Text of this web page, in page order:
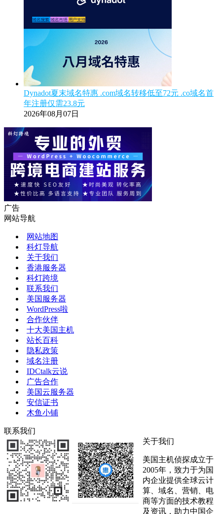
Dynadot夏末域名特惠 .com域名转移低至72元 .co域名首
年注册仅需23.8元
2026年08月07日
广告
网站导航
网站地图
科灯导航
关于我们
香港服务器
科灯跨境
联系我们
美国服务器
WordPress啦
合作伙伴
十大美国主机
站长百科
隐私政策
域名注册
IDCtalk云说
广告合作
美国云服务器
安信证书
木鱼小铺
联系我们
关于我们
美国主机侦探成立于
2005年，致力于为国
内企业提供全球云计
算、域名、营销、电
商等方面的技术教程
及资讯，助力中国企